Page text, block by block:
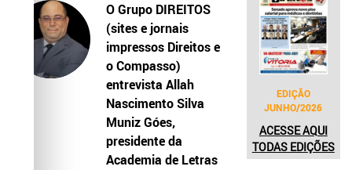
O Grupo DIREITOS
(sites e jornais
impressos Direitos e
o Compasso)
entrevista Allah
Nascimento Silva
Muniz Góes,
presidente da
Academia de Letras
EDIÇÃO
JUNHO/2026
ACESSE AQUI
TODAS EDIÇÕES